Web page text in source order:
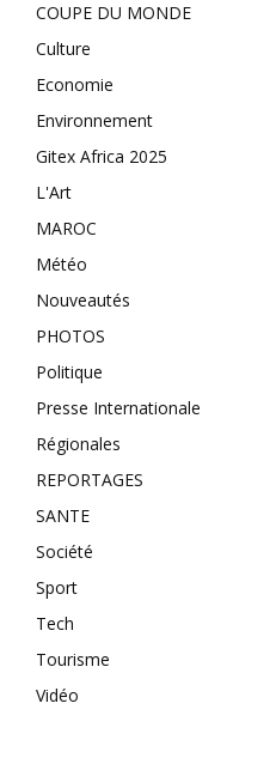
COUPE DU MONDE
Culture
Economie
Environnement
Gitex Africa 2025
L'Art
MAROC
Météo
Nouveautés
PHOTOS
Politique
Presse Internationale
Régionales
REPORTAGES
SANTE
Société
Sport
Tech
Tourisme
Vidéo